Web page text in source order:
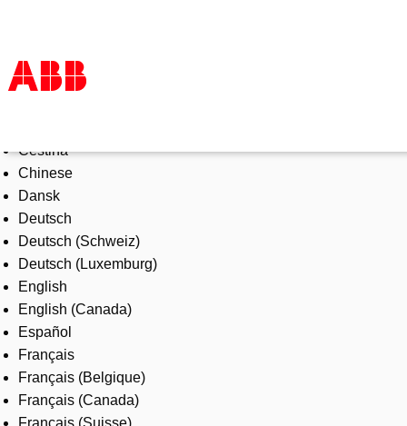
Products & Solutions
Industries
Services
About us
Where to buy
Contact us
Careers
Čeština
Chinese
Dansk
Deutsch
Deutsch (Schweiz)
Deutsch (Luxemburg)
English
English (Canada)
Español
Français
Français (Belgique)
Français (Canada)
Français (Suisse)